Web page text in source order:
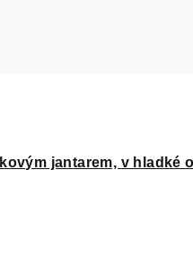
jantarem, v hladké